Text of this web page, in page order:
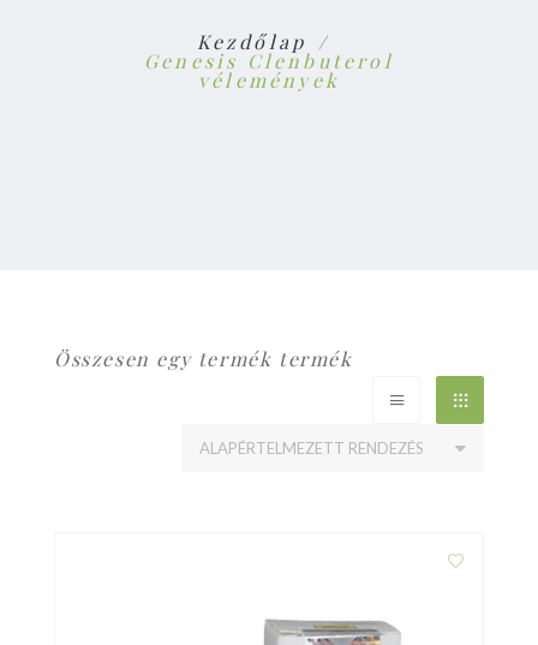
Kezdőlap
Genesis Clenbuterol
vélemények
Összesen egy termék termék